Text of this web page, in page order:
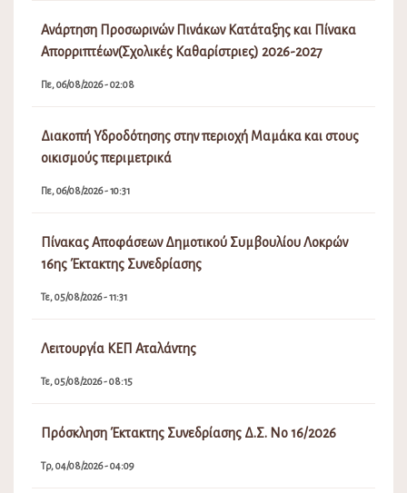
Ανάρτηση Προσωρινών Πινάκων Κατάταξης και Πίνακα
Απορριπτέων(Σχολικές Καθαρίστριες) 2026-2027
Πε, 06/08/2026 - 02:08
Διακοπή Υδροδότησης στην περιοχή Μαμάκα και στους
οικισμούς περιμετρικά
Πε, 06/08/2026 - 10:31
Πίνακας Αποφάσεων Δημοτικού Συμβουλίου Λοκρών
16ης Έκτακτης Συνεδρίασης
Τε, 05/08/2026 - 11:31
Λειτουργία ΚΕΠ Αταλάντης
Τε, 05/08/2026 - 08:15
Πρόσκληση Έκτακτης Συνεδρίασης Δ.Σ. Νο 16/2026
Τρ, 04/08/2026 - 04:09